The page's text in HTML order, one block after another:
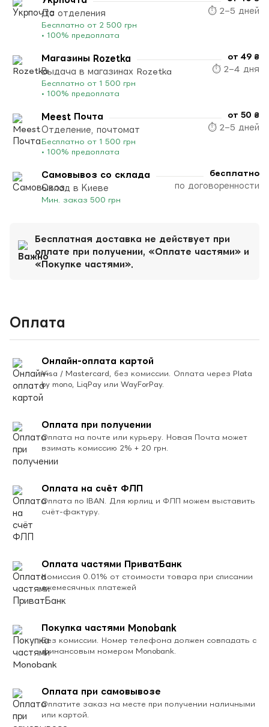
До отделения
Бесплатно от 2 500 грн
• 100% предоплата
⏱ 2–5 дней
Магазины Rozetka
Выдача в магазинах Rozetka
Бесплатно от 1 500 грн
• 100% предоплата
от 49 ₴
⏱ 2–4 дня
Meest Почта
Отделение, почтомат
Бесплатно от 1 500 грн
• 100% предоплата
от 50 ₴
⏱ 2–5 дней
Самовывоз со склада
Склад в Киеве
Мин. заказ 500 грн
бесплатно
по договоренности
Бесплатная доставка не действует при
оплате при получении, «Оплате частями» и
«Покупке частями».
Оплата
Онлайн-оплата картой
Visa / Mastercard, без комиссии. Оплата через Plata
by mono, LiqPay или WayForPay.
Оплата при получении
Оплата на почте или курьеру. Новая Почта может
взимать комиссию 2% + 20 грн.
Оплата на счёт ФЛП
Оплата по IBAN. Для юрлиц и ФЛП можем выставить
счёт-фактуру.
Оплата частями ПриватБанк
Комиссия 0.01% от стоимости товара при списании
ежемесячных платежей
Покупка частями Monobank
Без комиссии. Номер телефона должен совпадать с
финансовым номером Monobank.
Оплата при самовывозе
Оплатите заказ на месте при получении наличными
или картой.